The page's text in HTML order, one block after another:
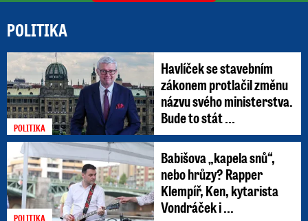
POLITIKA
POLITIKA
Havlíček se stavebním
zákonem protlačil změnu
názvu svého ministerstva.
Bude to stát ...
POLITIKA
Babišova „kapela snů“,
nebo hrůzy? Rapper
Klempíř, Ken, kytarista
Vondráček i ...